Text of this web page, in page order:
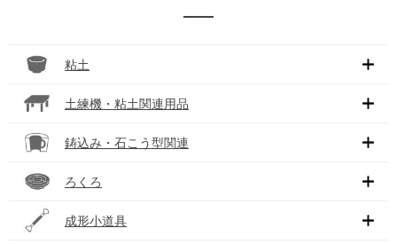
粘土
土練機・粘土関連用品
鋳込み・石こう型関連
ろくろ
成形小道具